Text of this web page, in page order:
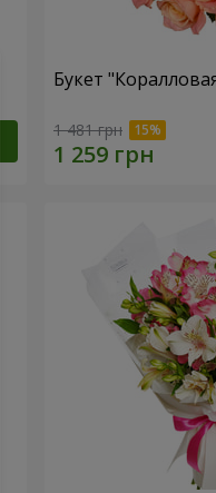
Букет
1 481 грн